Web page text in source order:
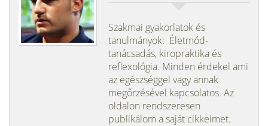
Szakmai gyakorlatok és
tanulmányok: Életmód-
tanácsadás, kiropraktika és
reflexológia. Minden érdekel ami
az egészséggel vagy annak
megőrzésével kapcsolatos. Az
oldalon rendszeresen
publikálom a saját cikkeimet.